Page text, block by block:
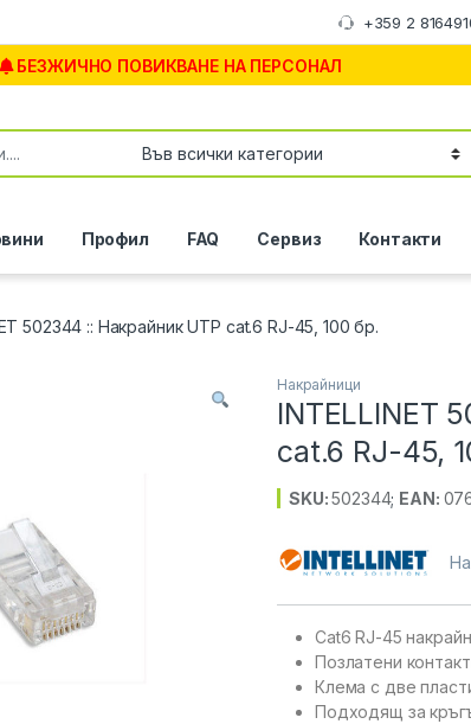
+359 2
БЕЗЖИЧНО ПОВИКВАНЕ НА ПЕРСОНАЛ
Профил FAQ Сервиз Контакти
502344 :: Накрайник UTP cat.6 RJ-45, 100 бр.
Накрайници
INTELLINET
cat.6 RJ-45,
SKU:502344; EAN:
Cat6 RJ-45
Позлатени
Клема с две
Подходящ за